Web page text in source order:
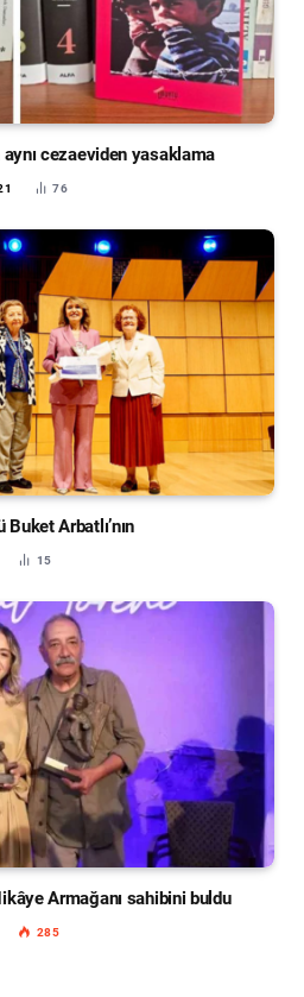
cezaeviden yasaklama
76
Arbatlı’nın
15
Armağanı sahibini buldu
285